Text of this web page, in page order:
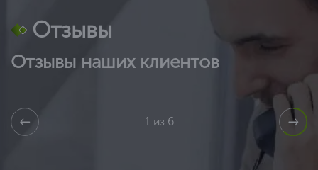
Отзывы
Отзывы наших клиентов
1 из 6